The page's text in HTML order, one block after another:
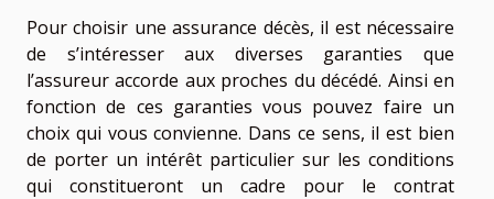
Pour choisir une assurance décès, il est nécessaire
de s’intéresser aux diverses garanties que
l’assureur accorde aux proches du décédé. Ainsi en
fonction de ces garanties vous pouvez faire un
choix qui vous convienne. Dans ce sens, il est bien
de porter un intérêt particulier sur les conditions
qui constitueront un cadre pour le contrat